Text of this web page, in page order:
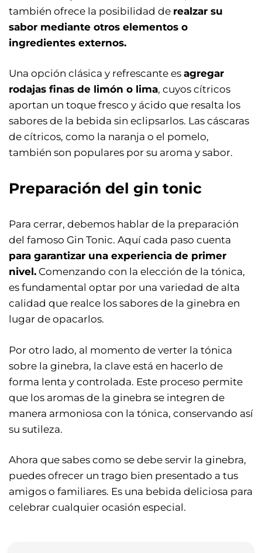
también ofrece la posibilidad de realzar su
sabor mediante otros elementos o
ingredientes externos.
Una opción clásica y refrescante es agregar
rodajas finas de limón o lima, cuyos cítricos
aportan un toque fresco y ácido que resalta los
sabores de la bebida sin eclipsarlos. Las cáscaras
de cítricos, como la naranja o el pomelo,
también son populares por su aroma y sabor.
Preparación del gin tonic
Para cerrar, debemos hablar de la preparación
del famoso Gin Tonic. Aquí cada paso cuenta
para garantizar una experiencia de primer
nivel. Comenzando con la elección de la tónica,
es fundamental optar por una variedad de alta
calidad que realce los sabores de la ginebra en
lugar de opacarlos.
Por otro lado, al momento de verter la tónica
sobre la ginebra, la clave está en hacerlo de
forma lenta y controlada. Este proceso permite
que los aromas de la ginebra se integren de
manera armoniosa con la tónica, conservando así
su sutileza.
Ahora que sabes como se debe servir la ginebra,
puedes ofrecer un trago bien presentado a tus
amigos o familiares. Es una bebida deliciosa para
celebrar cualquier ocasión especial.